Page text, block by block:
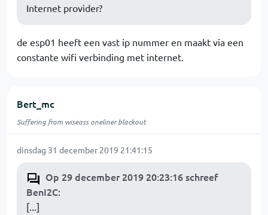
Internet provider?
de esp01 heeft een vast ip nummer en maakt via een
constante wifi verbinding met internet.
Bert_mc
Suffering from wiseass oneliner blackout
dinsdag 31 december 2019 21:41:15
Op 29 december 2019 20:23:16 schreef
BenI2C:
[...]